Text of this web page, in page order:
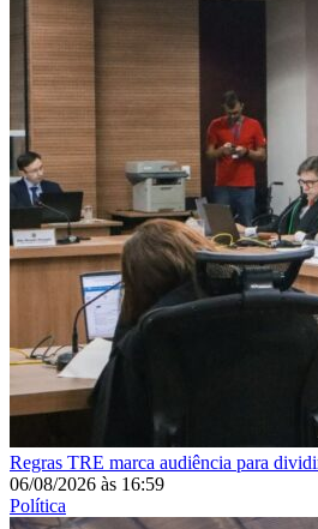
Regras TRE marca audiência para
06/08/2026 às 16:59
Política